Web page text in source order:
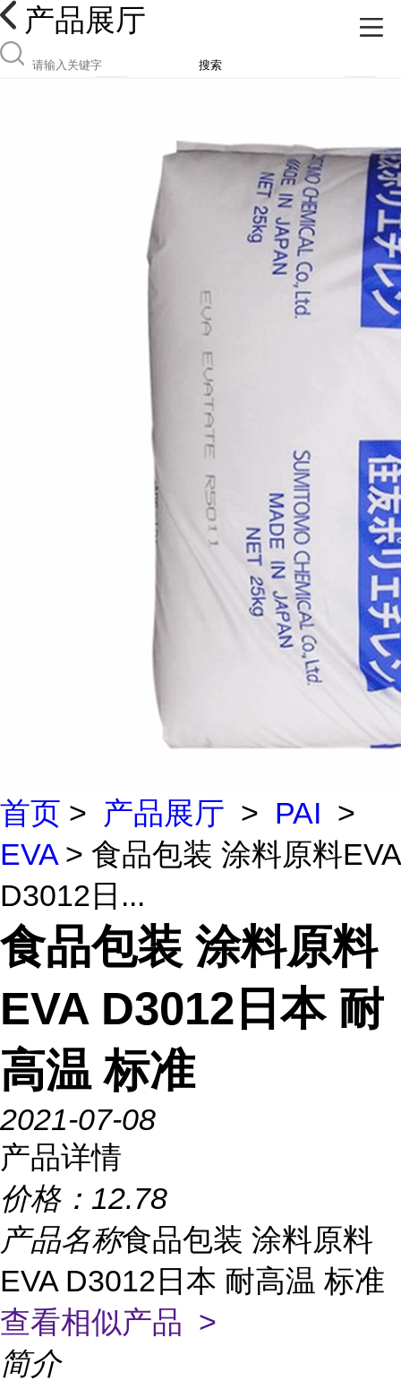
产品展厅
搜索
首页 > 产品展厅 > PAI >
EVA> 食品包装 涂料原料EVA
D3012日...
食品包装 涂料原料
EVA D3012日本 耐
高温 标准
2021-07-08
产品详情
价格： 12.78
产品名称食品包装 涂料原料
EVA D3012日本 耐高温 标准
查看相似产品 >
简介